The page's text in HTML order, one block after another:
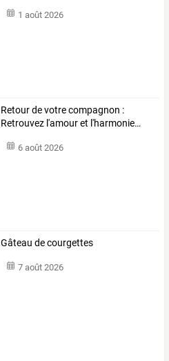
1 août 2026
Retourdevotrecompagnon :
Retrouvez l'amouret l'harmonie…
6 août 2026
Gâteau de courgettes
7 août 2026